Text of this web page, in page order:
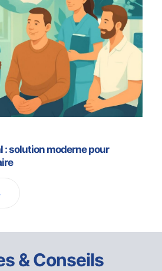
: solution moderne pour
& Conseils